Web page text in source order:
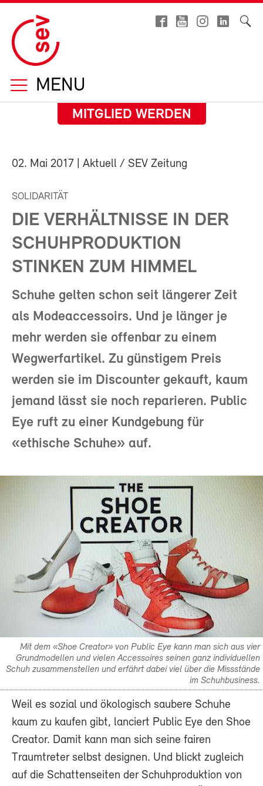
MENU
MITGLIED WERDEN
02. Mai 2017 | Aktuell / SEV Zeitung
SOLIDARITÄT
DIE VERHÄLTNISSE IN DER
SCHUHPRODUKTION
STINKEN ZUM HIMMEL
Schuhe gelten schon seit längerer Zeit
als Modeaccessoirs. Und je länger je
mehr werden sie offenbar zu einem
Wegwerfartikel. Zu günstigem Preis
werden sie im Discounter gekauft, kaum
jemand lässt sie noch reparieren. Public
Eye ruft zu einer Kundgebung für
«ethische Schuhe» auf.
Mit dem «Shoe Creator» von Public Eye kann man sich aus vier
Grundmodellen und vielen Accessoires seinen ganz individuellen
Schuh zusammenstellen und erfährt dabei viel über die Missstände
im Schuhbusiness.
Weil es sozial und ökologisch saubere Schuhe
kaum zu kaufen gibt, lanciert Public Eye den Shoe
Creator. Damit kann man sich seine fairen
Traumtreter selbst designen. Und blickt zugleich
auf die Schattenseiten der Schuhproduktion von